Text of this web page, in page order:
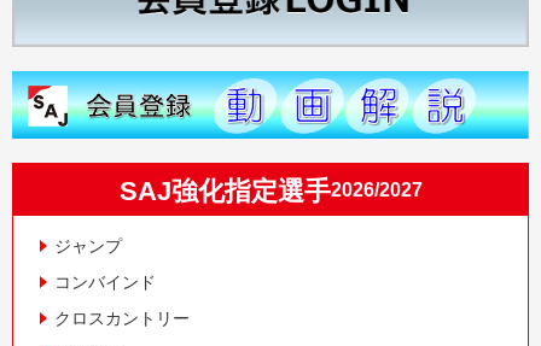
SAJ強化指定選手2026/2027
ジャンプ
コンバインド
クロスカントリー